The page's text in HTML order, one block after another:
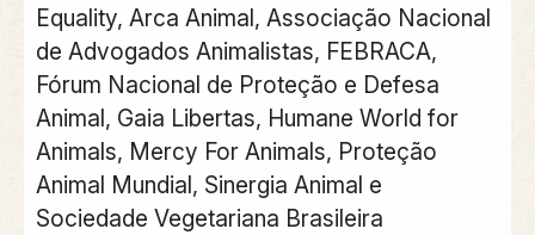
Equality, Arca Animal, Associação Nacional
de Advogados Animalistas, FEBRACA,
Fórum Nacional de Proteção e Defesa
Animal, Gaia Libertas, Humane World for
Animals, Mercy For Animals, Proteção
Animal Mundial, Sinergia Animal e
Sociedade Vegetariana Brasileira